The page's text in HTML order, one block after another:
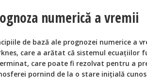
numerică a vremii
de bază ale prognozei numerice a
care a arătat că sistemul ecuaţiilor
care poate fi rezolvat pentru a
pornind de la o stare iniţială